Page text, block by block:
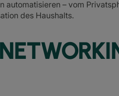
– vom
des Haushalts.